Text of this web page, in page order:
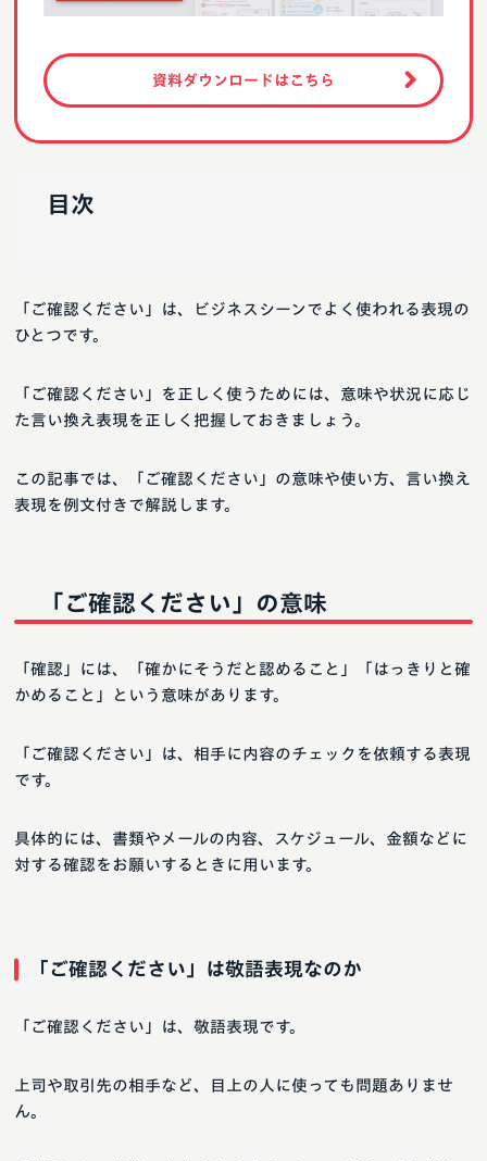
資料ダウンロードはこちら
目次
「ご確認ください」は、ビジネスシーンでよく使われる表現の
ひとつです。
「ご確認ください」を正しく使うためには、意味や状況に応じ
た言い換え表現を正しく把握しておきましょう。
この記事では、「ご確認ください」の意味や使い方、言い換え
表現を例文付きで解説します。
「ご確認ください」の意味
「確認」には、「確かにそうだと認めること」「はっきりと確
かめること」という意味があります。
「ご確認ください」は、相手に内容のチェックを依頼する表現
です。
具体的には、書類やメールの内容、スケジュール、金額などに
対する確認をお願いするときに用います。
「ご確認ください」は敬語表現なのか
「ご確認ください」は、敬語表現です。
上司や取引先の相手など、目上の人に使っても問題ありませ
ん。